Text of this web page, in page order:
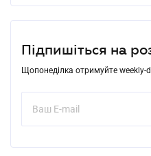
Підпишіться на
Щопонеділка отримуйте weekly-